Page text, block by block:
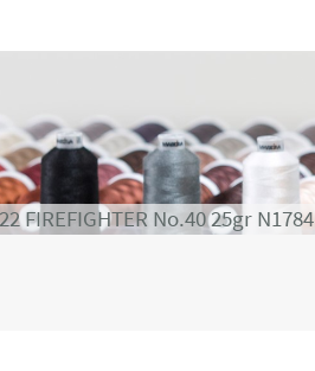
FIREFIGHTER No.40 25gr N1784